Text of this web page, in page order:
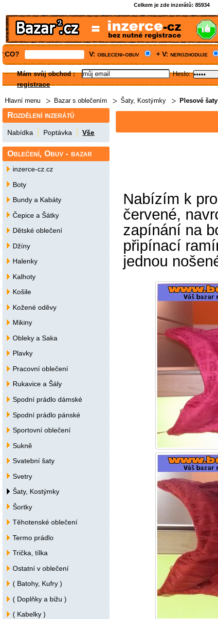
Celkem je zde inzerátů: 85934
';CO? V: obleceni-obuv + V: nerozhoduje
Mám svůj obchod: Heslo:
registrace
Hlavní menu Bazar s oblečením Šaty, Kostýmky Plesové šaty
Nabízím k
červené,
zapínání na
připínací
jednou
Rozdělení inzerátů
Nabídka Poptávka Vše
Oblečení, Obuv - bazar
inzerce-cz.cz
Boty
Bundy a Kabáty
Čepice a Šátky
Dětské oblečení
Džíny
Halenky
Kalhoty
Košile
Kožené oděvy
Mikiny
Obleky a Saka
Plavky
Pracovní oblečení
Rukavice a Šály
Spodní prádlo dámské
Spodní prádlo pánské
Sportovní oblečení
Sukně
Svatební šaty
Svetry
Šaty, Kostýmky
Šortky
Těhotenské oblečení
Termo prádlo
Trička, tílka
Ostatní v oblečení
( Batohy, Kufry )
( Doplňky a bižu )
( Kabelky )